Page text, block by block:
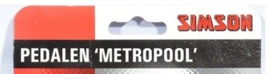
naar
productinformatie